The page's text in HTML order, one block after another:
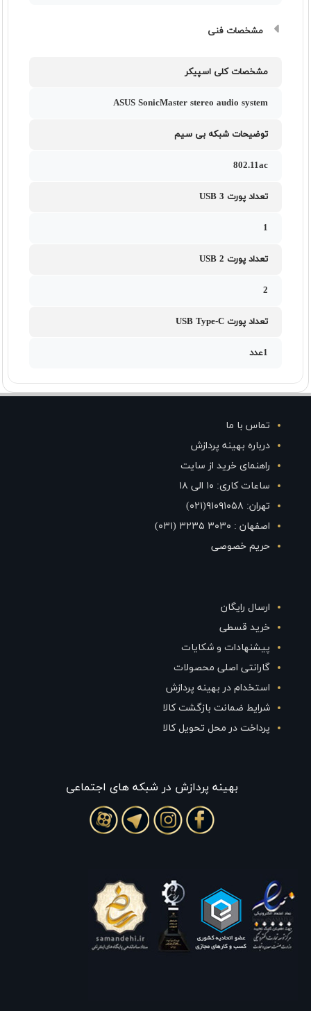
مشخصات فنی
مشخصات کلی اسپیکر
ASUS SonicMaster stereo audio system
توضیحات شبکه بی سیم
802.11ac
تعداد پورت USB 3
1
تعداد پورت USB 2
2
تعداد پورت USB Type-C
1عدد
تماس با ما
درباره بهینه پردازش
راهنمای خرید از سایت
ساعات کاری: ۱۰ الی ۱۸
تهران: ۹۱۰۹۱۰۵۸(۰۲۱)
اصفهان : ۳۰۳۰ ۳۲۳۵ (۰۳۱)
حریم خصوصی
ارسال رایگان
خرید قسطی
پیشنهادات و شکایات
گارانتی اصلی محصولات
استخدام در بهینه پردازش
شرایط ضمانت بازگشت کالا
پرداخت در محل تحویل کالا
بهينه پردازش در شبکه های اجتماعی